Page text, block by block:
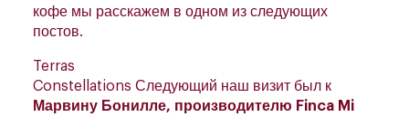
кофе мы расскажем в одном из следующих
постов.
Terras
Constellations Следующий наш визит был к
Марвину Бонилле, производителю Finca Mi